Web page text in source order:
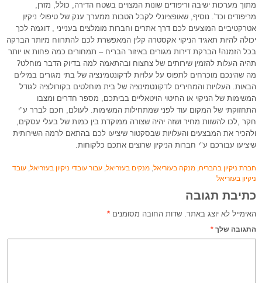
מתוך מערכות ישיבה וריפודים שונות המצויים בשטח הדירה, כולל, מזרן,
מריפודים וכד'. נוסיף, שאופציונלי לקבל הטבות ממערך ענק של טיפולי ניקיון
אטרקטיביים המוצעים לכם דרך אתרים וחברות מומלצים בענייני , דוגמה לכך
יכולה להיות תאגיד הניקוי אקסטרה קלין המאפשרת לכם להתרווח מיותר הברקה
בכל הזמנה! הברקת דירות מגורים באיזור הבריח – תמחורים כמה פחות או יותר
תהיה העלות להזמין שירותים של צחצוח ובהתאמה למה בדיוק הדבר מוחלט?
מה שהינכם מוכרחים לתפוס על עלויות לדקונטמינציה של בתי מגורים במילים
הבאות. העלויות והמחירים לדקונטמינציה של בית מוחלטים בקורולציה לגודל
המשימות של הניקוי או החיטוי הויטאליים בביתכם, מספר חדרים ומצבו
התחזוקתי של המקום עוד לפני שמתחילות המשימות. לעולם, חכם לברר ע"י
חקר ,לכו להשוות מחיר ושזה יהיה שצורה ממוקדת בין כמות של בעלי עסקים,
ולהכיר את המבצעים והעלויות שבסקטור שיציעו לכם בהתאם לרמה השירותית
שיציעו עבורכם ע"י חברות הניקיון שרוצים אתכם כלקוחות.
חברת ניקיון בהבריח, מנקה בעזריאל, מנקים בעזריאל, עבור עובדי ניקיון בעזריאל, עובד
ניקיון בעזריאל
כתיבת תגובה
האימייל לא יוצג באתר. שדות החובה מסומנים *
התגובה שלך *